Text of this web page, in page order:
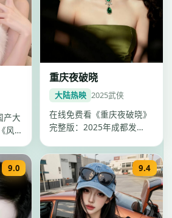
产大
风
重庆夜破晓
大陆热映 2025武侠
在线免费看《重庆夜破晓》
完整版：2025年成都发
辉、任嘉伦…
9.0 9.4